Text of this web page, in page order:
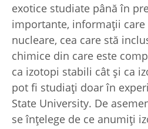
exotice studiate până în
importante, informații
nucleare, cea care stă
chimice din care este
ca izotopi stabili cât și ca
pot fi studiați doar în
State University. De
se înțelege de ce anumiți